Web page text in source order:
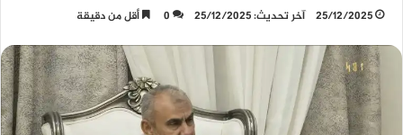
25/12/2025 آخر تحديث: 25/12/2025 0 أقل من دقيقة